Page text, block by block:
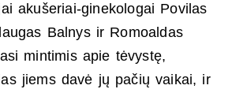
akušeriai-ginekologai Povilas
Balnys ir Romoaldas
mintimis apie tėvystę,
jiems davė jų pačių vaikai, ir